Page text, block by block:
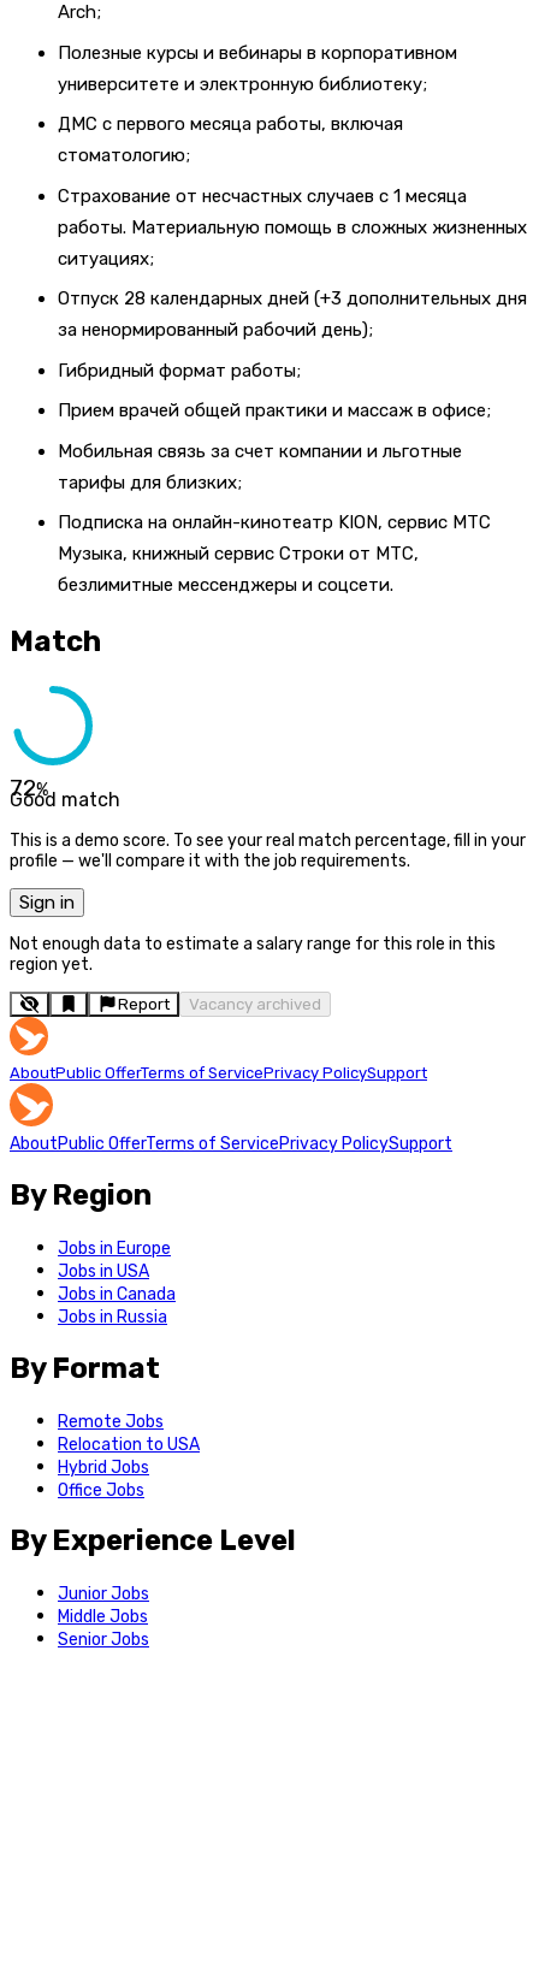
Arch;
Полезные курсы и вебинары в корпоративном
университете и электронную библиотеку;
ДМС с первого месяца работы, включая
стоматологию;
Страхование от несчастных случаев с 1 месяца
работы. Материальную помощь в сложных жизненных
ситуациях;
Отпуск 28 календарных дней (+3 дополнительных дня
за ненормированный рабочий день);
Гибридный формат работы;
Прием врачей общей практики и массаж в офисе;
Мобильная связь за счет компании и льготные
тарифы для близких;
Подписка на онлайн-кинотеатр KION, сервис МТС
Музыка, книжный сервис Строки от МТС,
безлимитные мессенджеры и соцсети.
Match
72%
Good match
This is a demo score. To see your real match percentage, fill in your
profile — we'll compare it with the job requirements.
Sign in
Not enough data to estimate a salary range for this role in this
region yet.
Report Vacancy archived
AboutPublic OfferTerms of ServicePrivacy PolicySupport
AboutPublic OfferTerms of ServicePrivacy PolicySupport
By Region
Jobs in Europe
Jobs in USA
Jobs in Canada
Jobs in Russia
By Format
Remote Jobs
Relocation to USA
Hybrid Jobs
Office Jobs
By Experience Level
Junior Jobs
Middle Jobs
Senior Jobs